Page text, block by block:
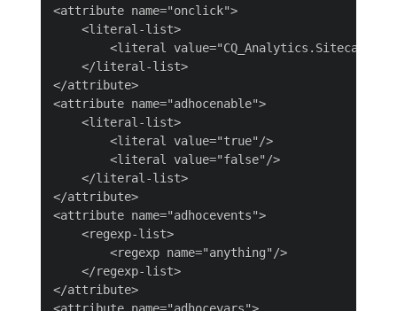
<attribute name="onclick">
    <literal-list>
<literal
    </literal-list>
</attribute>
<attribute name="adhocenable">
    <literal-list>
        <literal value="true"/>
        <literal value="false"/>
    </literal-list>
</attribute>
<attribute name="adhocevents">
    <regexp-list>
        <regexp name="anything"/>
    </regexp-list>
</attribute>